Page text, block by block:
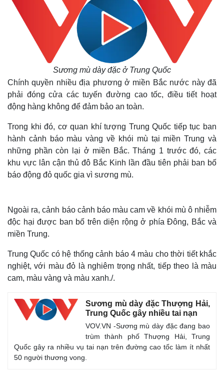
Sương mù dày đặc ở Trung Quốc
Chính quyền nhiều địa phương ở miền Bắc nước này đã
phải đóng cửa các tuyến đường cao tốc, điều tiết hoạt
động hàng không để đảm bảo an toàn.
Trong khi đó, cơ quan khí tượng Trung Quốc tiếp tục ban
hành cảnh báo màu vàng về khói mù tại miền Trung và
những phần còn lại ở miền Bắc. Tháng 1 trước đó, các
khu vực lân cận thủ đô Bắc Kinh lần đầu tiên phải ban bố
báo động đỏ quốc gia vì sương mù.
Ngoài ra, cảnh báo cảnh báo màu cam về khói mù ô nhiễm
độc hại được ban bố trên diện rộng ở phía Đông, Bắc và
miền Trung.
Trung Quốc có hệ thống cảnh báo 4 màu cho thời tiết khắc
nghiệt, với màu đỏ là nghiêm trọng nhất, tiếp theo là màu
cam, màu vàng và màu xanh./.
Sương mù dày đặc Thượng Hải,
Trung Quốc gây nhiều tai nạn
VOV.VN -Sương mù dày đặc đang bao
trùm thành phố Thượng Hải, Trung
Quốc gây ra nhiều vụ tai nạn trên đường cao tốc làm ít nhất
50 người thương vong.